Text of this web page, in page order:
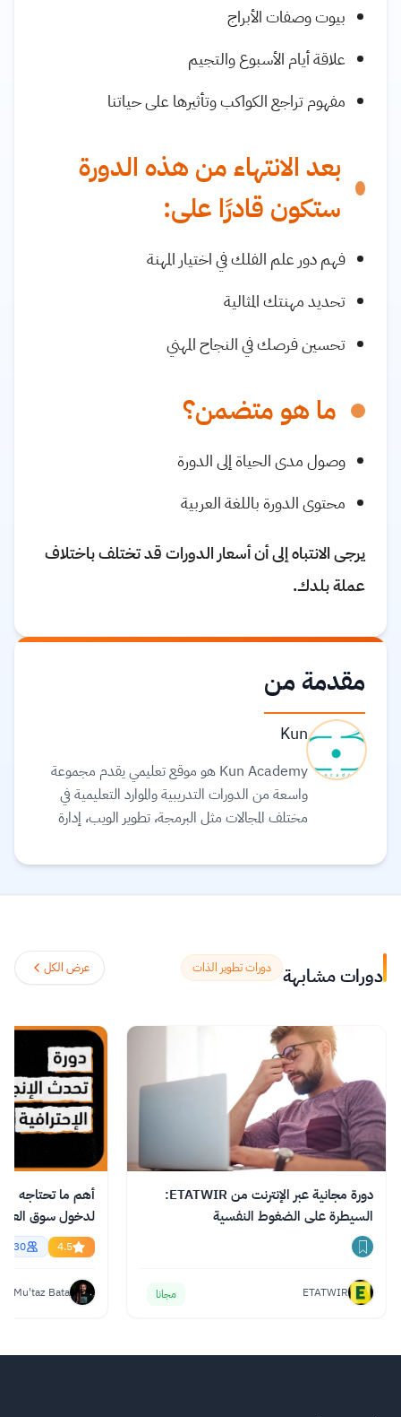
بيوت وصفات الأبراج
علاقة أيام الأسبوع والتجيم
مفهوم تراجع الكواكب وتأثيرها على حياتنا
بعد الانتهاء من هذه الدورة
ستكون قادرًا على:
فهم دور علم الفلك في اختيار المهنة
تحديد مهنتك المثالية
تحسين فرصك في النجاح المهني
ما هو متضمن؟
وصول مدى الحياة إلى الدورة
محتوى الدورة باللغة العربية
يرجى الانتباه إلى أن أسعار الدورات قد تختلف باختلاف
عملة بلدك.
مقدمة من
Kun
Kun Academy هو موقع تعليمي يقدم مجموعة
واسعة من الدورات التدريبية والموارد التعليمية في
مختلف المجالات مثل البرمجة، تطوير الويب، إدارة
اكتساب المهارات التي يحتاجون إليها للتفوق في سوق
أدوات تفاعلية مثل الاختبارات والتمارين العملية التي
تساعد المتعلمين على تطبيق ما تعلموه. كما يوفر
المهني.اقرأ المزيد.
دورات مشابهة دورات تطوير الذات عرض الكل
دورة مجانية عبر الإنترنت من ETATWIR:
السيطرة على الضغوط النفسية
ETATWIR مجانا
أهم ما تحتاجه من
English
4.5
Mu'taz Bata